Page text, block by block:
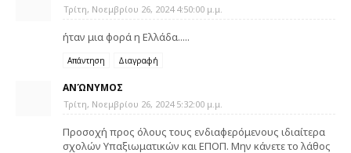
Τρίτη, Νοεμβρίου 26, 2024 4:50:00 μ.μ.
ήταν μια φορά η Ελλάδα.....
Απάντηση Διαγραφή
ΑΝΏΝΥΜΟΣ
Τρίτη, Νοεμβρίου 26, 2024 5:32:00 μ.μ.
Προσοχή προς όλους τους ενδιαφερόμενους ιδιαίτερα
σχολών Υπαξιωματικών και ΕΠΟΠ. Μην κάνετε το λάθος